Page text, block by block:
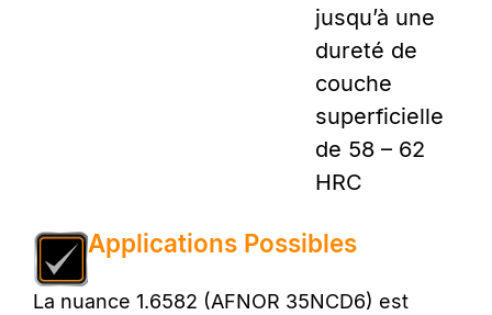
jusqu’à une
dureté de
couche
superficielle
de 58 – 62
HRC
Applications Possibles
La nuance 1.6582 (AFNOR 35NCD6) est